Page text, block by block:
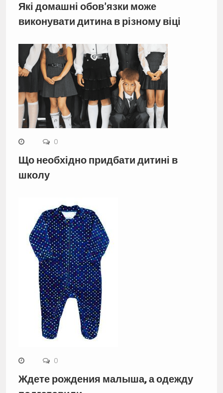
Які домашні обов’язки може
виконувати дитина в різному віці
0
Що необхідно придбати дитині в
школу
0
Ждете рождения малыша, а одежду